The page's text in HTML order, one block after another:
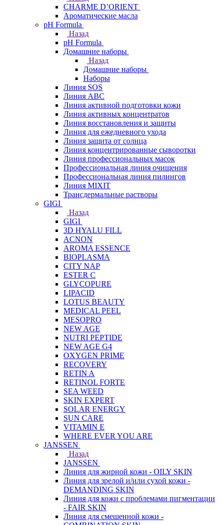
CHARME D’ORIENT
Ароматические масла
pH Formula
Назад
pH Formula
Домашние наборы
Назад
Домашние наборы
Наборы
Линия SOS
Линия АВС
Линия активной подготовки кожи
Линия активных концентратов
Линия восстановления и защиты
Линия для ежедневного ухода
Линия защита от солнца
Линия концентрированные сыворотки
Линия профессиональных масок
Профессиональная линия очищения
Профессиональная линия пилингов
Линия MIXIT
Трансдермальные растворы
GIGI
Назад
GIGI
3D HYALU FILL
ACNON
AROMA ESSENCE
BIOPLASMA
CITY NAP
ESTER C
GLYCOPURE
LIPACID
LOTUS BEAUTY
MEDICAL PEEL
MESOPRO
NEW AGE
NUTRI PEPTIDE
NEW AGE G4
OXYGEN PRIME
RECOVERY
RETIN A
RETINOL FORTE
SEA WEED
SKIN EXPERT
SOLAR ENERGY
SUN CARE
VITAMIN E
WHERE EVER YOU ARE
JANSSEN
Назад
JANSSEN
Линия для жирной кожи - OILY SKIN
Линия для зрелой и/или сухой кожи -
DEMANDING SKIN
Линия для кожи с проблемами пигментации
- FAIR SKIN
Линия для смешенной кожи -